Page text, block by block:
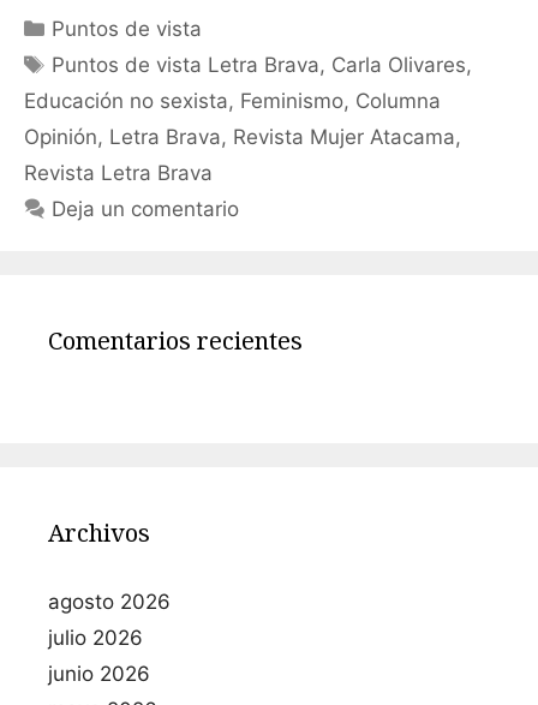
Puntos de vista
Puntos de vista Letra Brava, Carla Olivares,
Educación no sexista, Feminismo, Columna
Opinión, Letra Brava, Revista Mujer Atacama,
Revista Letra Brava
Deja un comentario
Comentarios recientes
Archivos
agosto 2026
julio 2026
junio 2026